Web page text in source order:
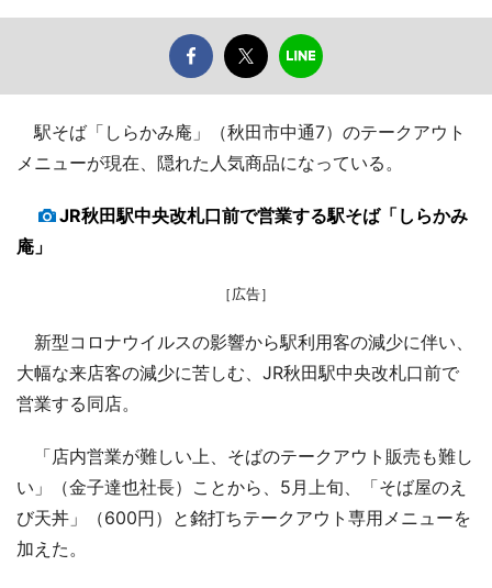
駅そば「しらかみ庵」（秋田市中通7）のテークアウト
メニューが現在、隠れた人気商品になっている。
JR秋田駅中央改札口前で営業する駅そば「しらかみ
庵」
［広告］
新型コロナウイルスの影響から駅利用客の減少に伴い、
大幅な来店客の減少に苦しむ、JR秋田駅中央改札口前で
営業する同店。
「店内営業が難しい上、そばのテークアウト販売も難し
い」（金子達也社長）ことから、5月上旬、「そば屋のえ
び天丼」（600円）と銘打ちテークアウト専用メニューを
加えた。